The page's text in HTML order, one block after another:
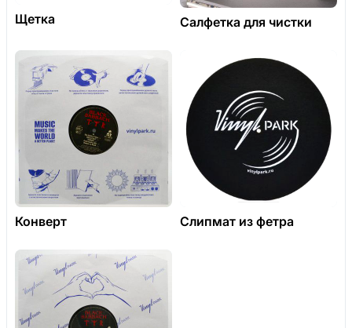
Щетка Салфетка для чистки
Конверт Слипмат из фетра